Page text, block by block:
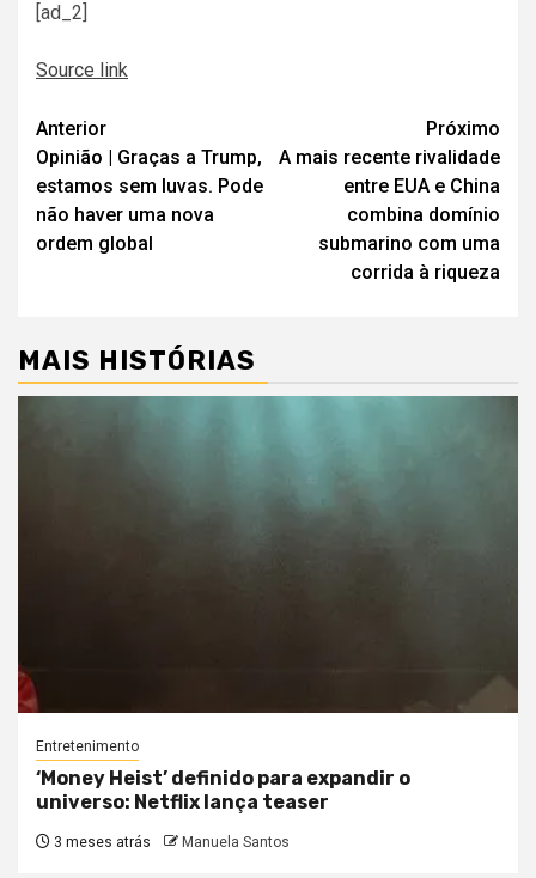
[ad_2]
Source link
Navegação
de
artigos
Anterior
Opinião | Graças a Trump,
estamos sem luvas. Pode
não haver uma nova
ordem global
Próximo
A mais recente rivalidade
entre EUA e China
combina domínio
submarino com uma
corrida à riqueza
MAIS HISTÓRIAS
Entretenimento
‘Money Heist’ definido para expandir o
universo: Netflix lança teaser
3 meses atrás Manuela Santos